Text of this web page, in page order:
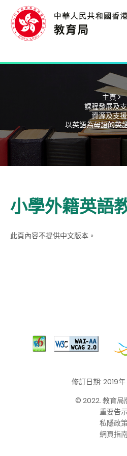
主頁 >
課程發展及
資源及支
以英語為母語的英
小學外籍英語
此頁內容不提供中文版本。
修訂日期: 2019
© 2022. 教育局
重要告
私隱政
網頁指